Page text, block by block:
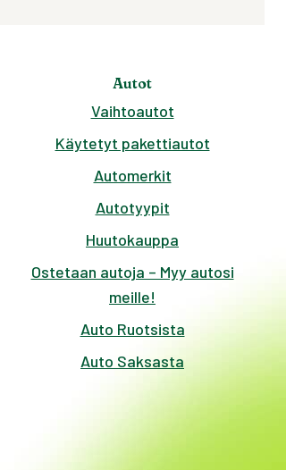
Autot
Vaihtoautot
Käytetyt pakettiautot
Automerkit
Autotyypit
Huutokauppa
Ostetaan autoja – Myy autosi
meille!
Auto Ruotsista
Auto Saksasta